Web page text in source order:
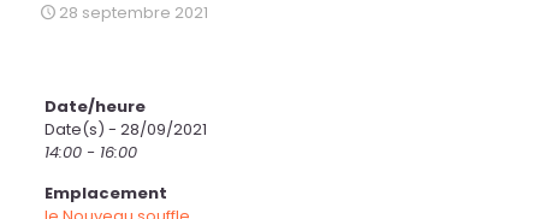
28 septembre 2021
Date/heure
Date(s) - 28/09/2021
14:00 - 16:00
Emplacement